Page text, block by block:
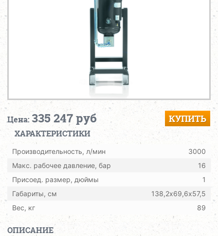
Цена: 335 247 руб КУПИТЬ
ХАРАКТЕРИСТИКИ
Производительность, л/мин
3000
Макс. рабочее давление, бар
16
Присоед. размер, дюймы
1
Габариты, см
138,2х69,6х57,5
Вес, кг
89
ОПИСАНИЕ